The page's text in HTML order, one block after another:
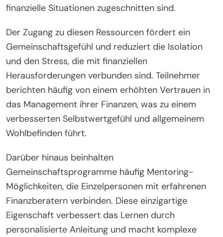
finanzielle Situationen zugeschnitten sind.
Der Zugang zu diesen Ressourcen fördert ein
Gemeinschaftsgefühl und reduziert die Isolation
und den Stress, die mit finanziellen
Herausforderungen verbunden sind. Teilnehmer
berichten häufig von einem erhöhten Vertrauen in
das Management ihrer Finanzen, was zu einem
verbesserten Selbstwertgefühl und allgemeinem
Wohlbefinden führt.
Darüber hinaus beinhalten
Gemeinschaftsprogramme häufig Mentoring-
Möglichkeiten, die Einzelpersonen mit erfahrenen
Finanzberatern verbinden. Diese einzigartige
Eigenschaft verbessert das Lernen durch
personalisierte Anleitung und macht komplexe